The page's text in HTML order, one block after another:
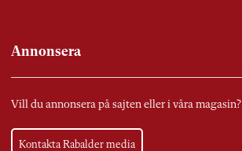
Annonsera
Vill du annonsera på sajten eller i våra magasin?
Kontakta Rabalder media